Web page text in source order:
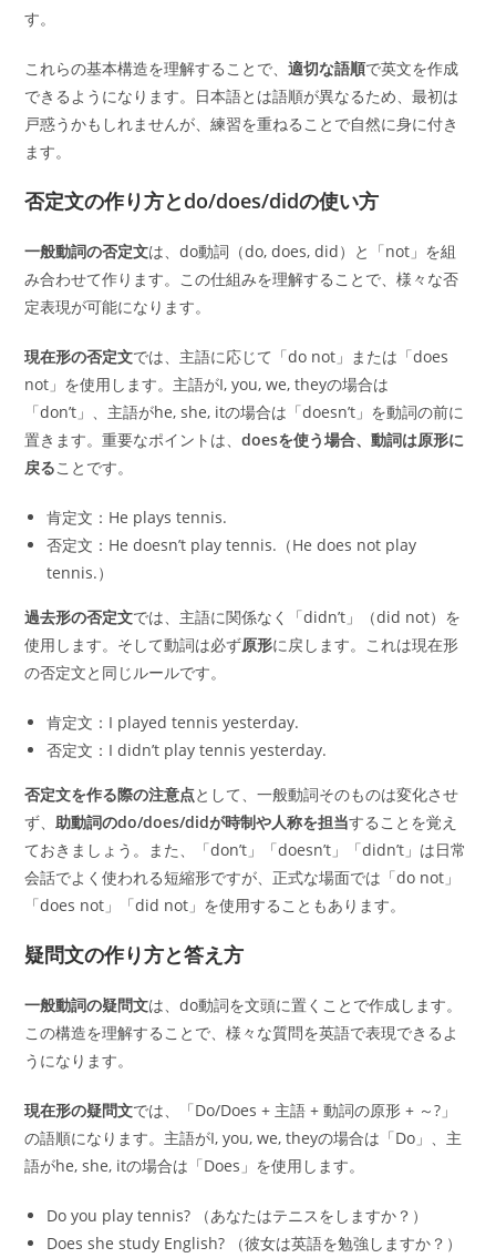
す。
これらの基本構造を理解することで、適切な語順で英文を作成
できるようになります。日本語とは語順が異なるため、最初は
戸惑うかもしれませんが、練習を重ねることで自然に身に付き
ます。
否定文の作り方とdo/does/didの使い方
一般動詞の否定文は、do動詞（do, does, did）と「not」を組
み合わせて作ります。この仕組みを理解することで、様々な否
定表現が可能になります。
現在形の否定文では、主語に応じて「do not」または「does
not」を使用します。主語がI, you, we, theyの場合は
「don’t」、主語がhe, she, itの場合は「doesn’t」を動詞の前に
置きます。重要なポイントは、doesを使う場合、動詞は原形に
戻ることです。
肯定文：He plays tennis.
否定文：He doesn’t play tennis.（He does not play
tennis.）
過去形の否定文では、主語に関係なく「didn’t」（did not）を
使用します。そして動詞は必ず原形に戻します。これは現在形
の否定文と同じルールです。
肯定文：I played tennis yesterday.
否定文：I didn’t play tennis yesterday.
否定文を作る際の注意点として、一般動詞そのものは変化させ
ず、助動詞のdo/does/didが時制や人称を担当することを覚え
ておきましょう。また、「don’t」「doesn’t」「didn’t」は日常
会話でよく使われる短縮形ですが、正式な場面では「do not」
「does not」「did not」を使用することもあります。
疑問文の作り方と答え方
一般動詞の疑問文は、do動詞を文頭に置くことで作成します。
この構造を理解することで、様々な質問を英語で表現できるよ
うになります。
現在形の疑問文では、「Do/Does + 主語 + 動詞の原形 + ～?」
の語順になります。主語がI, you, we, theyの場合は「Do」、主
語がhe, she, itの場合は「Does」を使用します。
Do you play tennis? （あなたはテニスをしますか？）
Does she study English? （彼女は英語を勉強しますか？）